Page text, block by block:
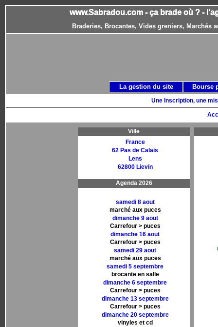
www.Sabradou.com - ça brade où ? -
Braderies, Brocantes, Vides greniers, Marchés
Une Inscription, une
Ville
France
62 Pas de Calais
Lens
62800 Lievin
Agenda 2026
samedi 8 aout
marché aux puces
dimanche 9 aout
Carrefour > puces
dimanche 16 aout
Carrefour > puces
samedi 29 aout
marché aux puces
samedi 5 septembre
brocante en salle
dimanche 6 septembre
Carrefour > puces
dimanche 13 septembre
Carrefour > puces
dimanche 20 septembre
vinyles et cd
La gestion du site Bourse